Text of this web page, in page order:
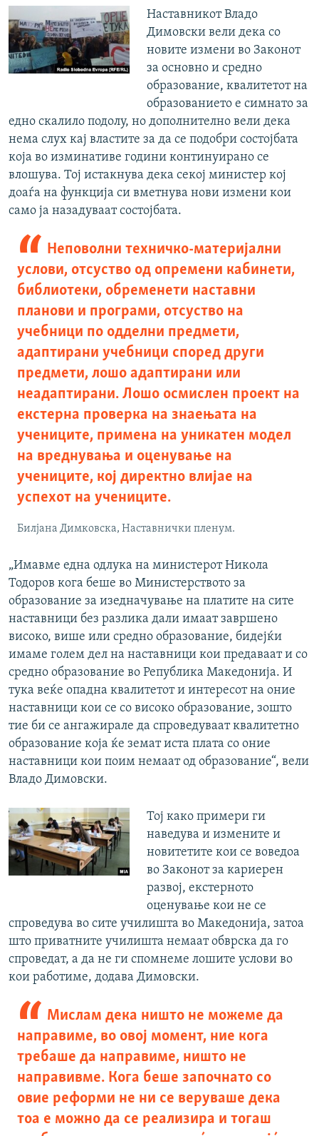
Наставникот Владо
Димовски вели дека со
новите измени во Законот
за основно и средно
образование, квалитетот на
образованието е симнато за
едно скалило подолу, но дополнително вели дека
нема слух кај властите за да се подобри состојбата
која во изминативе години континуирано се
влошува. Тој истакнува дека секој министер кој
доаѓа на функција си вметнува нови измени кои
само ја назадуваат состојбата.
Неповолни техничко-материјални
услови, отсуство од опремени кабинети,
библиотеки, обременети наставни
планови и програми, отсуство на
учебници по одделни предмети,
адаптирани учебници според други
предмети, лошо адаптирани или
неадаптирани. Лошо осмислен проект на
екстерна проверка на знаењата на
учениците, примена на уникатен модел
на вреднувања и оценување на
учениците, кој директно влијае на
успехот на учениците.
Билјана Димковска, Наставнички пленум.
„Имавме една одлука на министерот Никола
Тодоров кога беше во Министерството за
образование за изедначување на платите на сите
наставници без разлика дали имаат завршено
високо, више или средно образование, бидејќи
имаме голем дел на наставници кои предаваат и со
средно образование во Република Македонија. И
тука веќе опадна квалитетот и интересот на оние
наставници кои се со високо образование, зошто
тие би се ангажирале да спроведуваат квалитетно
образование која ќе земат иста плата со оние
наставници кои поим немаат од образование“, вели
Владо Димовски.
Тој како примери ги
наведува и измените и
новитетите кои се воведоа
во Законот за кариерен
развој, екстерното
оценување кои не се
спроведува во сите училишта во Македонија, затоа
што приватните училишта немаат обврска да го
спроведат, а да не ги спомнеме лошите услови во
кои работиме, додава Димовски.
Мислам дека ништо не можеме да
направиме, во овој момент, ние кога
требаше да направиме, ништо не
направивме. Кога беше започнато со
овие реформи не ни се веруваше дека
тоа е можно да се реализира и тогаш